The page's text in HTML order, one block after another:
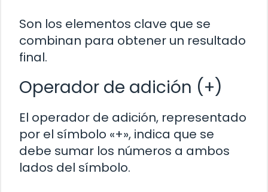
Son los elementos clave que se
combinan para obtener un resultado
final.
Operador de adición (+)
El operador de adición, representado
por el símbolo «+», indica que se
debe sumar los números a ambos
lados del símbolo.